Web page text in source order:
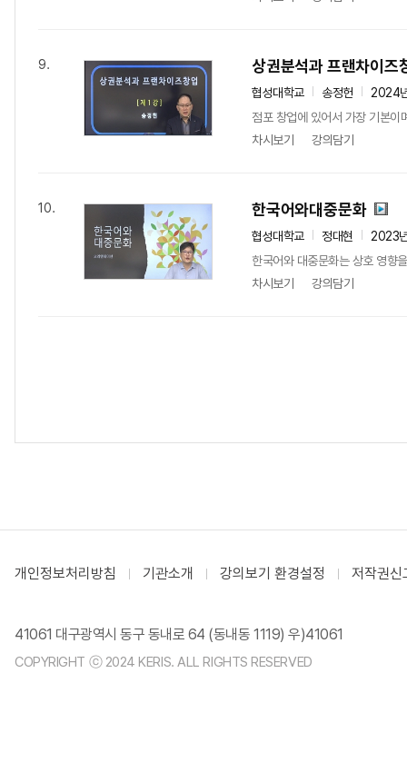
9. 상권분석과 프랜차이즈
협성대학교 송정헌
2024
점포 창업에 있어서 가장 기본
차시보기
강의담기
10. 한국어와대중문화
협성대학교 정대현
2023
한국어와 대중문화는 상호 영향
차시보기
강의담기
개인정보처리방침 기관소개 강의보기 환경설정 저작권신
41061 대구광역시 동구 동내로 64 (동내동 1119) 우)41061
COPYRIGHT ⓒ 2024 KERIS. ALL RIGHTS RESERVED